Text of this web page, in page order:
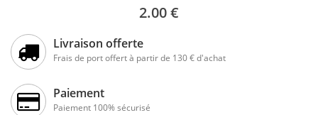
2.00 €
Livraison offerte
Frais de port offert à partir de 130 € d'achat
Paiement
Paiement 100% sécurisé